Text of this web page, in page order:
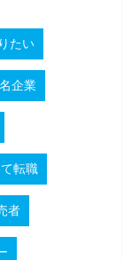
たい
企業
転職
者